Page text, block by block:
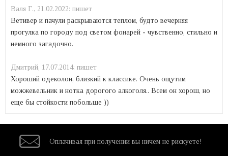
Валя Г., 21.02.2022: пишет
Ветивер и пачули раскрываются теплом, будто вечерняя
прогулка по городу под светом фонарей - чувственно, стильно и
немного загадочно.
Дмитрий, 17.07.2014: пишет
Хороший одеколон, близкий к классике. Очень ощутим
можжевельник и нотка дорогого алкоголя.. Всем он хорош, но
еще бы стойкости побольше ))
Оплачивая при получении вы ничем не рискуете!